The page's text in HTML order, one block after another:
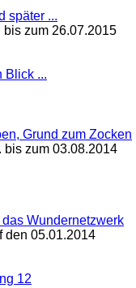
später ...
zum 26.07.2015
Blick ...
Grund zum Zocken
bis zum 03.08.2014
Wundernetzwerk
den 05.01.2014
12